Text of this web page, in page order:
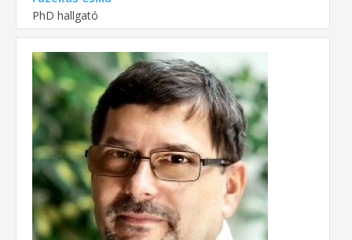
PhD hallgató